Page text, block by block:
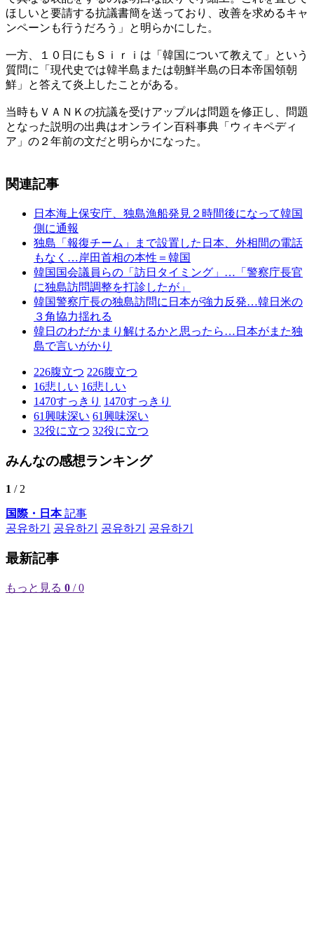
ほしいと要請する抗議書簡を送っており、改善を求めるキャ
ンペーンも行うだろう」と明らかにした。
一方、１０日にもＳｉｒｉは「韓国について教えて」という
質問に「現代史では韓半島または朝鮮半島の日本帝国領朝
鮮」と答えて炎上したことがある。
当時もＶＡＮＫの抗議を受けアップルは問題を修正し、問題
となった説明の出典はオンライン百科事典「ウィキペディ
ア」の２年前の文だと明らかになった。
関連記事
日本海上保安庁、独島漁船発見２時間後になって韓国
側に通報
独島「報復チーム」まで設置した日本、外相間の電話
もなく…岸田首相の本性＝韓国
韓国国会議員らの「訪日タイミング」…「警察庁長官
に独島訪問調整を打診したが」
韓国警察庁長の独島訪問に日本が強力反発…韓日米の
３角協力揺れる
韓日のわだかまり解けるかと思ったら…日本がまた独
島で言いがかり
226腹立つ 226腹立つ
16悲しい 16悲しい
1470すっきり 1470すっきり
61興味深い 61興味深い
32役に立つ 32役に立つ
みんなの感想ランキング
1 / 2
国際・日本記事
공유하기
공유하기 공유하기 공유하기
最新記事
もっと見る 0 / 0